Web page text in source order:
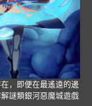
，即便在最遙遠的邊
謎類銀河惡魔城遊戲